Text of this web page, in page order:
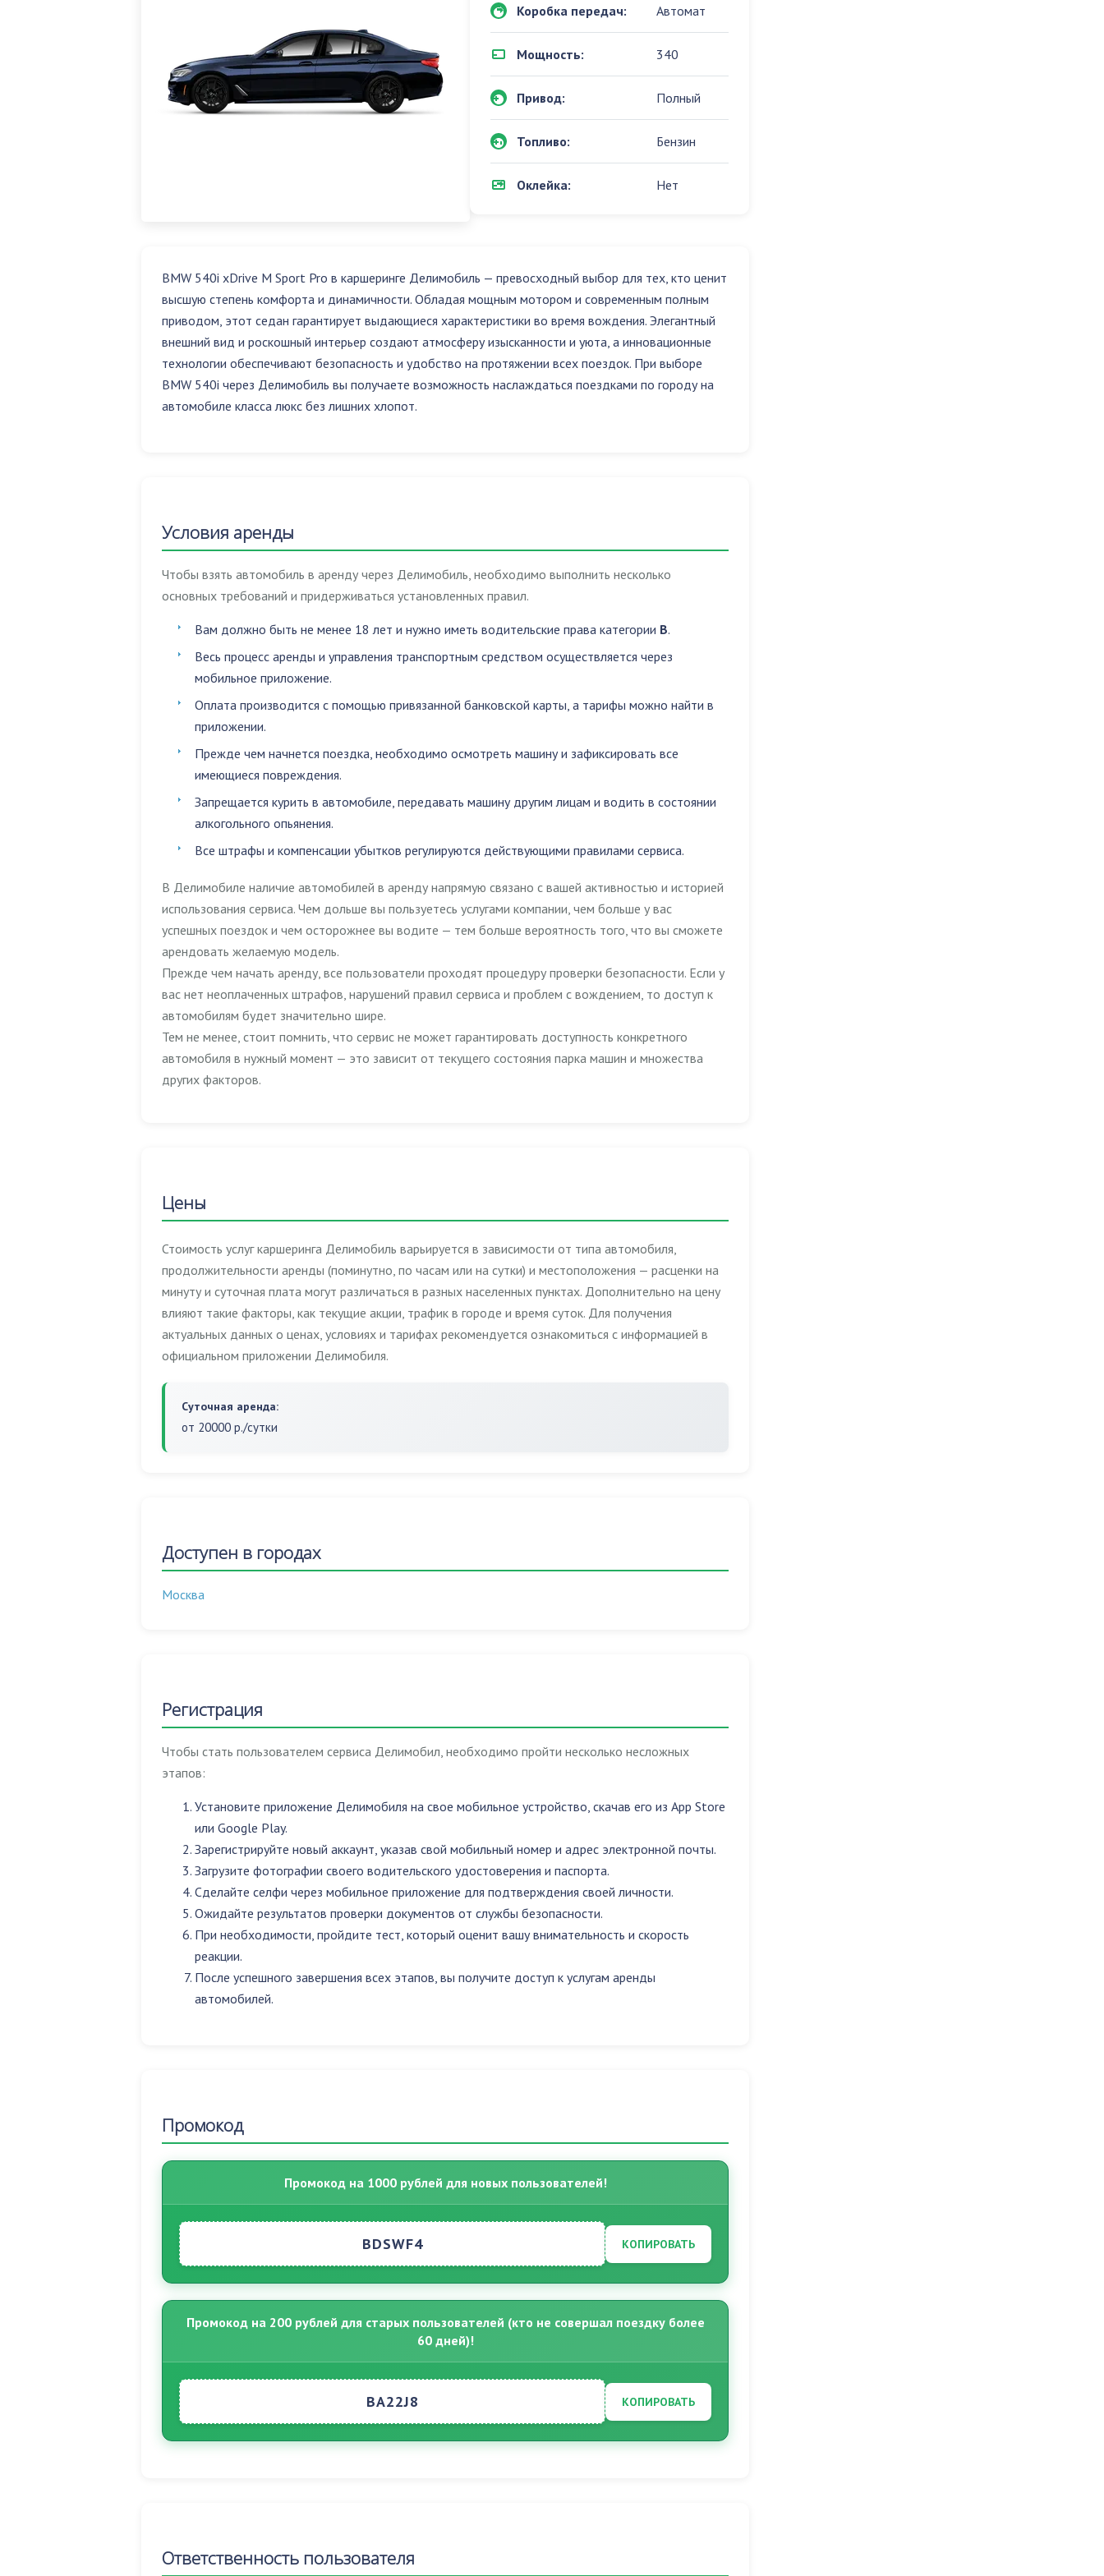
Коробка передач: Автомат
Мощность: 340
Привод: Полный
Топливо: Бензин
Оклейка: Нет
BMW 540i xDrive M Sport Pro в каршеринге Делимобиль — превосходный выбор для тех, кто ценит
высшую степень комфорта и динамичности. Обладая мощным мотором и современным полным
приводом, этот седан гарантирует выдающиеся характеристики во время вождения. Элегантный
внешний вид и роскошный интерьер создают атмосферу изысканности и уюта, а инновационные
технологии обеспечивают безопасность и удобство на протяжении всех поездок. При выборе
BMW 540i через Делимобиль вы получаете возможность наслаждаться поездками по городу на
автомобиле класса люкс без лишних хлопот.
Условия аренды
Чтобы взять автомобиль в аренду через Делимобиль, необходимо выполнить несколько
основных требований и придерживаться установленных правил.
Вам должно быть не менее 18 лет и нужно иметь водительские права категории B.
Весь процесс аренды и управления транспортным средством осуществляется через
мобильное приложение.
Оплата производится с помощью привязанной банковской карты, а тарифы можно найти в
приложении.
Прежде чем начнется поездка, необходимо осмотреть машину и зафиксировать все
имеющиеся повреждения.
Запрещается курить в автомобиле, передавать машину другим лицам и водить в состоянии
алкогольного опьянения.
Все штрафы и компенсации убытков регулируются действующими правилами сервиса.
В Делимобиле наличие автомобилей в аренду напрямую связано с вашей активностью и историей
использования сервиса. Чем дольше вы пользуетесь услугами компании, чем больше у вас
успешных поездок и чем осторожнее вы водите — тем больше вероятность того, что вы сможете
арендовать желаемую модель.
Прежде чем начать аренду, все пользователи проходят процедуру проверки безопасности. Если у
вас нет неоплаченных штрафов, нарушений правил сервиса и проблем с вождением, то доступ к
автомобилям будет значительно шире.
Тем не менее, стоит помнить, что сервис не может гарантировать доступность конкретного
автомобиля в нужный момент — это зависит от текущего состояния парка машин и множества
других факторов.
Цены
Стоимость услуг каршеринга Делимобиль варьируется в зависимости от типа автомобиля,
продолжительности аренды (поминутно, по часам или на сутки) и местоположения — расценки на
минуту и суточная плата могут различаться в разных населенных пунктах. Дополнительно на цену
влияют такие факторы, как текущие акции, трафик в городе и время суток. Для получения
актуальных данных о ценах, условиях и тарифах рекомендуется ознакомиться с информацией в
официальном приложении Делимобиля.
Суточная аренда:
от 20000 р./сутки
Доступен в городах
Москва
Регистрация
Чтобы стать пользователем сервиса Делимобил, необходимо пройти несколько несложных
этапов:
Установите приложение Делимобиля на свое мобильное устройство, скачав его из App Store
или Google Play.
Зарегистрируйте новый аккаунт, указав свой мобильный номер и адрес электронной почты.
Загрузите фотографии своего водительского удостоверения и паспорта.
Сделайте селфи через мобильное приложение для подтверждения своей личности.
Ожидайте результатов проверки документов от службы безопасности.
При необходимости, пройдите тест, который оценит вашу внимательность и скорость
реакции.
После успешного завершения всех этапов, вы получите доступ к услугам аренды
автомобилей.
Промокод
Промокод на 1000 рублей для новых пользователей!
BDSWF4 КОПИРОВАТЬ
Промокод на 200 рублей для старых пользователей (кто не совершал поездку более
60 дней)!
BA22J8 КОПИРОВАТЬ
Ответственность пользователя